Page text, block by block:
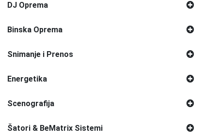
DJ Oprema
Binska Oprema
Snimanje i Prenos
Energetika
Scenografija
Šatori & BeMatrix Sistemi